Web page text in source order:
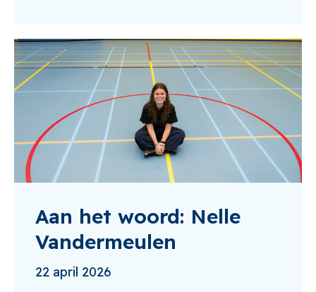
Aan het woord: Nelle
Vandermeulen
22 april 2026